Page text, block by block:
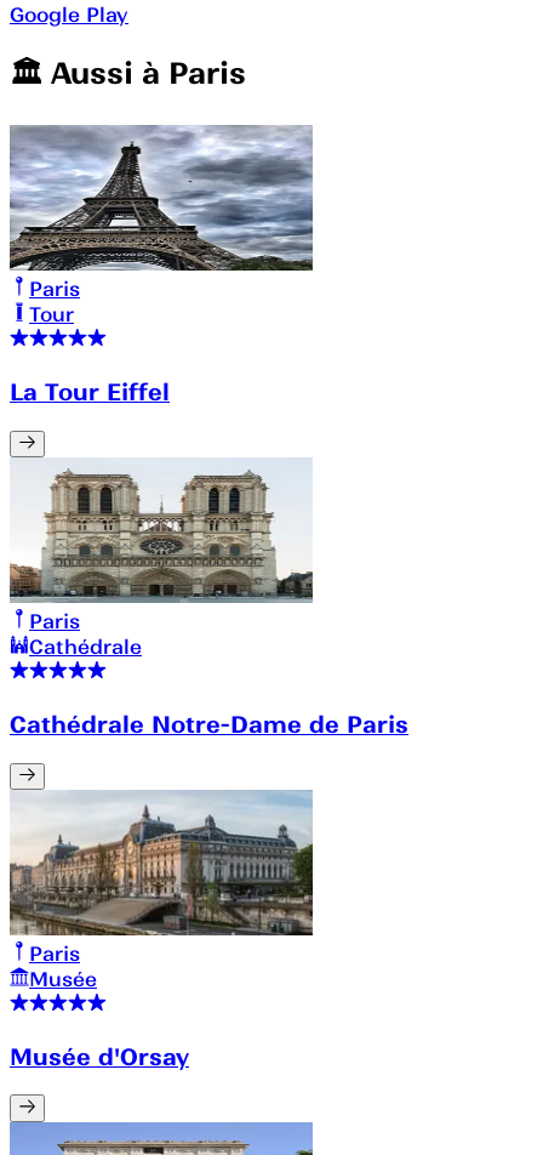
Google Play
🏛️️ Aussi à Paris
Paris
Tour
La Tour Eiffel
Paris
Cathédrale
Cathédrale Notre-Dame de Paris
Paris
Musée
Musée d'Orsay